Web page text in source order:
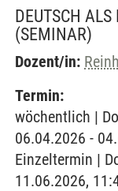
DEUTSCH
(SEMINAR)
Dozent/in:
Termin:
wöchentlich |
06.04.2026 -
Einzeltermin |
11.06.2026,